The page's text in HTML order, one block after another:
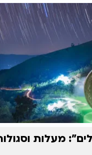
שכבר היינו שם, נשמנו
קל יותר לחזור למקום
הרגשנו והתחלנו,
כי גם אם נפלנו נמוך,
איך ולאן לחזור.
מעלות